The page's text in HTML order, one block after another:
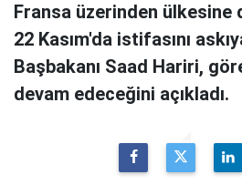
Fransa üzerinden ülkesine
22 Kasım'da istifasını
Başbakanı Saad Hariri,
devam edeceğini açıkladı.